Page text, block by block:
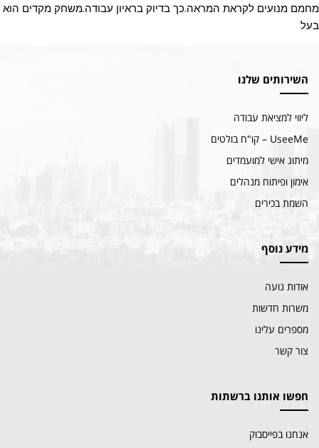
מחמם מנועים לקראת המראה.כך בדיוק בראיון עבודה.משחק מקדים הוא
בעל
השירותים שלנו
ליווי למציאת עבודה
UseeMe – קו"ח בולטים
מיתוג אישי למועמדים
אימון ופיתוח מנהלים
השמת בכירים
מידע נוסף
אודות נועה
משרות חדשות
מספרים עלינו
צור קשר
חפשו אותנו ברשתות
אנחנו בפייסבוק